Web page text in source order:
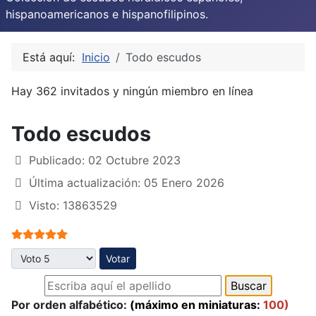
hispanoamericanos e hispanofilipinos.
Está aquí: Inicio Todo escudos
Hay 362 invitados y ningún miembro en línea
Todo escudos
Publicado: 02 Octubre 2023
Última actualización: 05 Enero 2026
Visto: 13863529
Ratio:5/5
Por favor, vote
Por orden alfabético: (máximo en miniaturas: 100)